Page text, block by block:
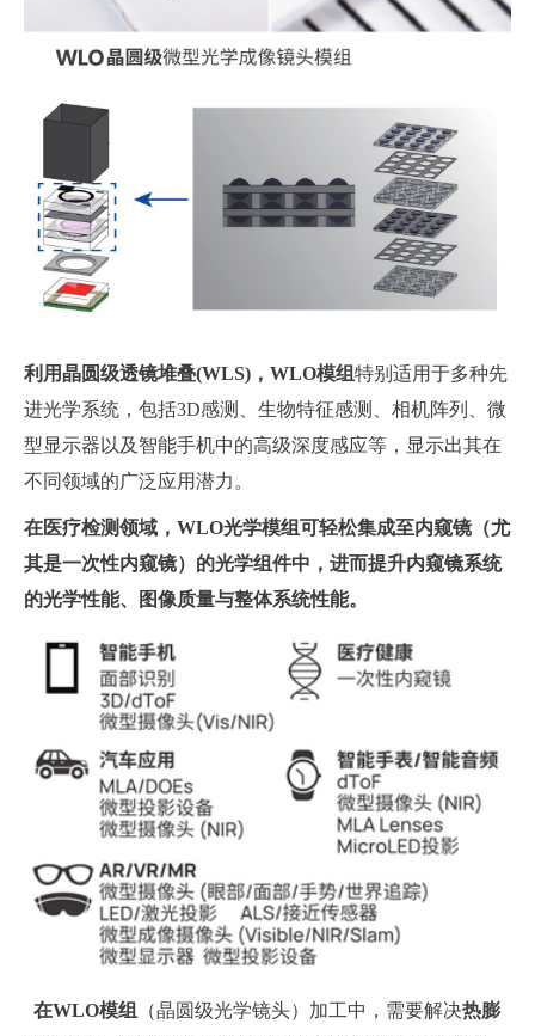
利用晶圆级透镜堆叠(WLS) ， WLO模组特别适用于多种先
进光学系统，包括3D感测、生物特征感测、相机阵列、微
型显示器以及智能手机中的高级深度感应等，显示出其在
不同领域的广泛应用潜力。
在医疗检测领域， WLO光学模组可轻松集成至内窥镜（尤
其是一次性内窥镜）的光学组件中，进而提升内窥镜系统
的光学性能、图像质量与整体系统性能。
在WLO模组 （晶圆级光学镜头）加工中，需要解决热膨